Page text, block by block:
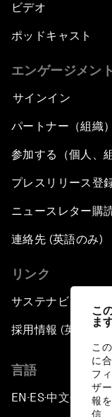
こ
ま
こ
に
フ
ザ
報
信
ビデオ
ポッドキャスト
エンゲージメント
サインイン
パートナー（組織
参加する（個人、
プレスリリース登
ニュースレター購
連絡先 (英語のみ)
リンク
サステナビリティ
採用情報 (英語のみ)
言語
EN ▪ES▪中文▪ 日本語